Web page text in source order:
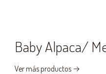
Baby Alpaca/
Ver más productos